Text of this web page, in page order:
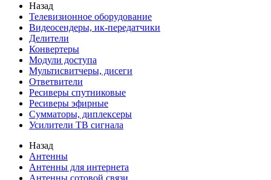
Назад
Телевизионное оборудование
Видеосендеры, ик-передатчики
Делители
Конвертеры
Модули доступа
Мультисвитчеры, дисеги
Ответвители
Ресиверы спутниковые
Ресиверы эфирные
Сумматоры, диплексеры
Усилители ТВ сигнала
Назад
Антенны
Антенны для интернета
Антенны сотовой связи